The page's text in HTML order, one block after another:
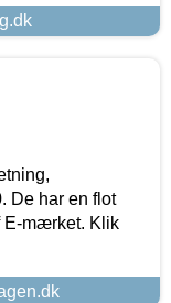
De har en flot
E-mærket. Klik